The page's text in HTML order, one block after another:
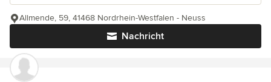
Nachricht
Allmende, 59, 41468 Nordrhein-Westfalen - Neuss